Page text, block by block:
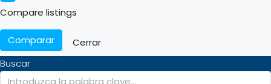
Compare listings
Comparar
Cerrar
Buscar